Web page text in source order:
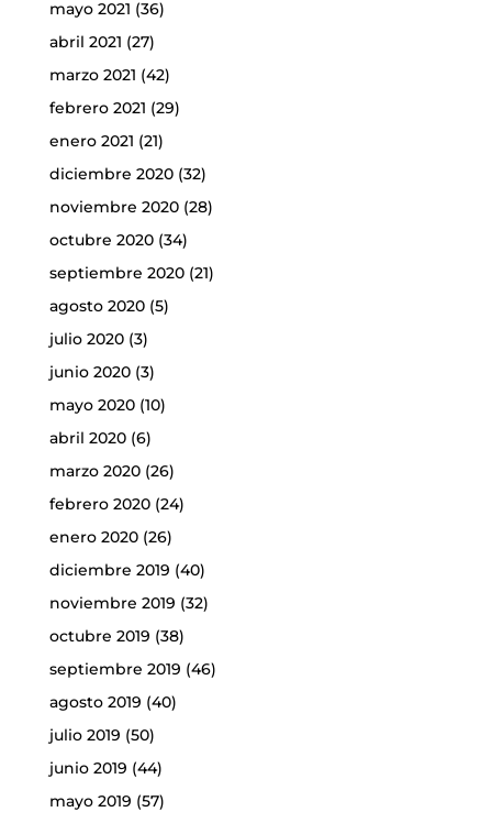
mayo 2021 (36)
abril 2021 (27)
marzo 2021 (42)
febrero 2021 (29)
enero 2021 (21)
diciembre 2020(32)
noviembre 2020(28)
octubre 2020(34)
septiembre 2020(21)
agosto 2020(5)
julio 2020(3)
junio 2020(3)
mayo 2020(10)
abril 2020(6)
marzo 2020(26)
febrero 2020(24)
enero 2020(26)
diciembre 2019 (40)
noviembre 2019 (32)
octubre 2019 (38)
septiembre 2019 (46)
agosto 2019 (40)
julio 2019 (50)
junio 2019 (44)
mayo 2019 (57)